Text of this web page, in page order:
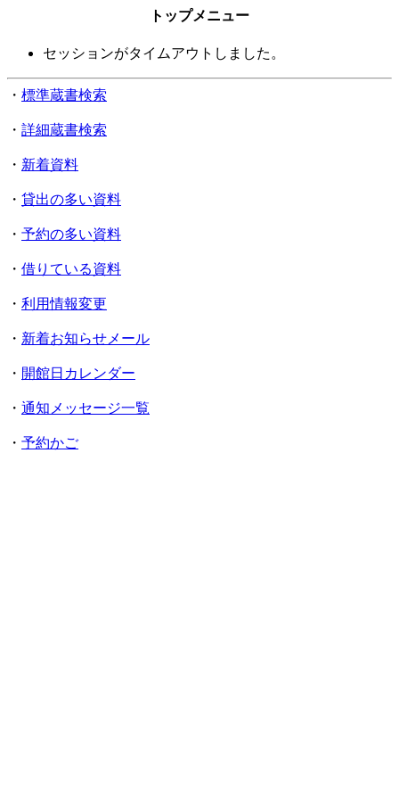
トップメニュー
セッションがタイムアウトしました。
・ 標準蔵書検索
・ 詳細蔵書検索
・ 新着資料
・ 貸出の多い資料
・ 予約の多い資料
・ 借りている資料
・ 利用情報変更
・ 新着お知らせメール
・ 開館日カレンダー
・ 通知メッセージ一覧
・ 予約かご